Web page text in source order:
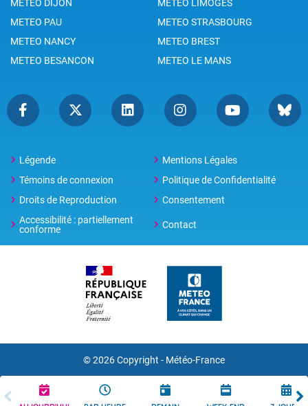
METEO DIJON
METEO LIMOGES
METEO PAU
METEO STRASBOURG
METEO NANCY
METEO BREST
METEO BESANCON
METEO LE MANS
Légende
Mentions Légales
Témoins de connexion
Politique de Confidentialité
Droits de Reproduction
Consentement
Accessibilité : partiellement
conforme
Contact
© 2026 Copyright - Météo-France